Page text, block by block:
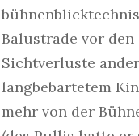
Balustrade vor
Sichtverluste
langbebartetem
mehr von der